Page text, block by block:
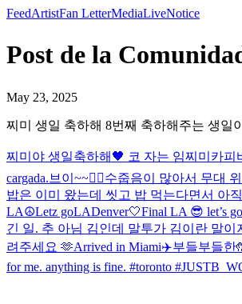
FeedArtistFan LetterMediaLiveNotice
Post de la
May 23, 2025
찌미 생일 축하해 8번째 축하해주는 생일
찌미야 생일축하해🖤 코 자는 임찌미 카피
cargada. 브이~~✌🏻수줍음이 많아서 무대
밥은 이미 왔는데 씻고 밥 먹는다면서 아
LA☮️Letz goLADenver🤍Final LA 😎 let’s
긴 일. 추 아님 김인데 말투가 김이란 말
려주세요 🫶Arrived in Miami✈️부들부들한
for me. anything is fine. #toronto